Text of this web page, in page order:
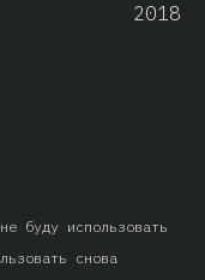
2018
буду использовать
снова